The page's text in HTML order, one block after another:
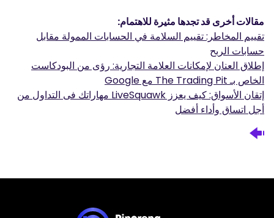
مقالات أخرى قد تجدها مثيرة للاهتمام:
تقييم المخاطر: تقييم السلامة في الحسابات الممولة مقابل
حسابات الربح
إطلاق العنان لإمكانات العلامة التجارية: رؤى من البودكاست
الخاص بـ The Trading Pit مع Google
إتقان الأسواق: كيف يعزز LiveSquawk مهاراتك فى التداول من
أجل اتساق وأداء أفضل